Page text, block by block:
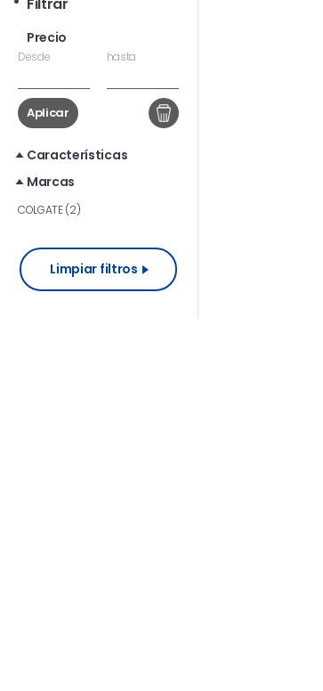
Precio
Desde hasta
Aplicar
Características
Marcas
COLGATE (2)
Limpiar filtros